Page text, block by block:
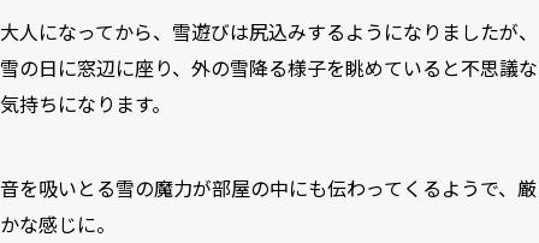
大人になってから、雪遊びは尻込みするようになりましたが、
雪の日に窓辺に座り、外の雪降る様子を眺めていると不思議な
気持ちになります。
音を吸いとる雪の魔力が部屋の中にも伝わってくるようで、厳
かな感じに。